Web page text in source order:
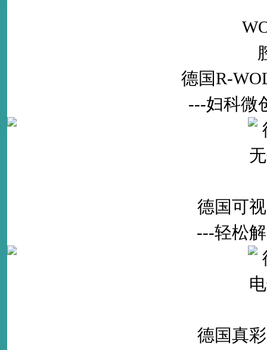
德国R-
---妇科微
德国可
---轻松
德国真